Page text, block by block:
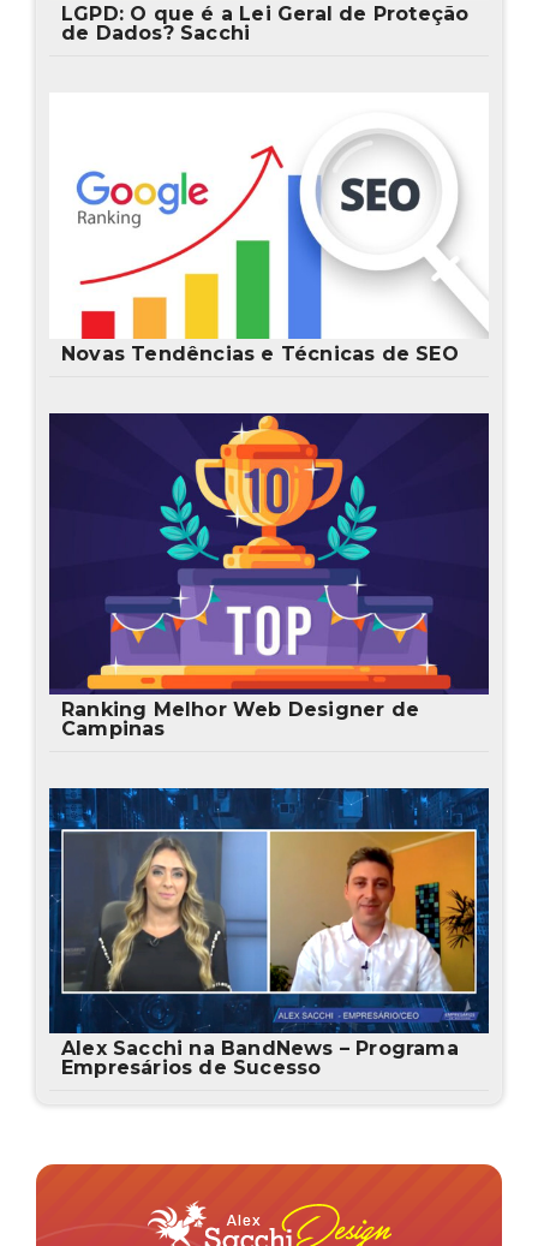
LGPD: O que é a Lei Geral de Proteção
de Dados? Sacchi
Novas Tendências e Técnicas de SEO
Ranking Melhor Web Designer de
Campinas
Alex Sacchi na BandNews – Programa
Empresários de Sucesso